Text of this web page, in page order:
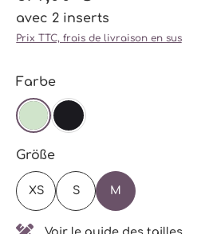
avec 2 inserts
Prix TTC, frais de livraison en sus
Sélectionnez
Farbe
MENTHENOIR
Sélectionnez
Größe
XS S M
Voir le guide des tailles